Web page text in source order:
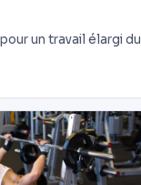
un travail élargi du